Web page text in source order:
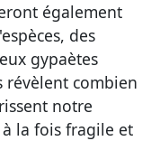
également
des
gypaètes
révèlent combien
notre
la fois fragile et